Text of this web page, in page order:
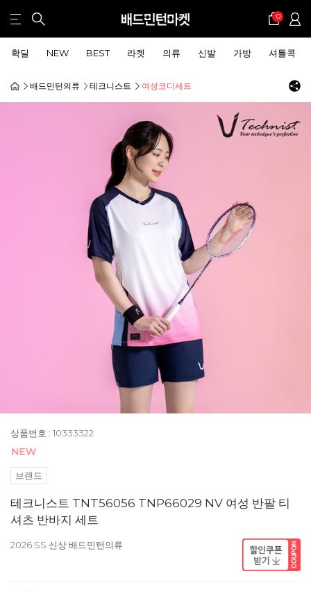
0
확딜 NEW BEST 라켓 의류 신발 가방 셔틀콕
배드민턴의류 테크니스트 여성코디세트
상품번호 : 10333322
브랜드
테크니스트 TNT56056 TNP66029 NV 여성 반팔 티
셔츠 반바지 세트
2026 SS 신상 배드민턴의류